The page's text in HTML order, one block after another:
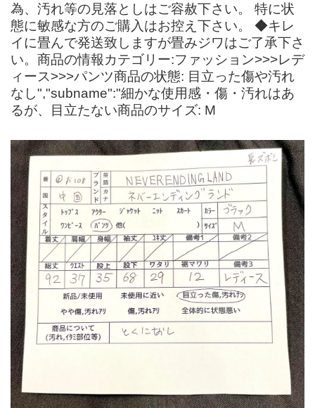
為、汚れ等の見落としはご容赦下さい。 特に状
態に敏感な方のご購入はお控え下さい。 ◆キレ
イに畳んで発送致しますが畳みジワはご了承下さ
い。商品の情報カテゴリー:ファッション>>>レデ
ィース>>>パンツ商品の状態: 目立った傷や汚れ
なし","subname":"細かな使用感・傷・汚れはあ
るが、目立たない商品のサイズ: M